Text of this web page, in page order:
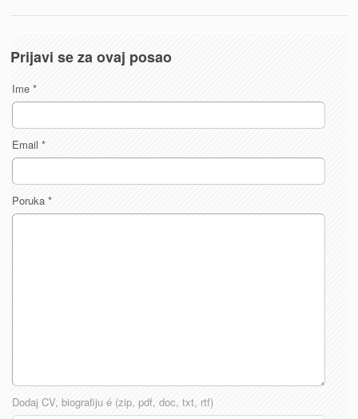
Prijavi se za ovaj posao
Ime*
Email*
Poruka*
Dodaj CV, biografiju é (zip, pdf, doc, txt, rtf)